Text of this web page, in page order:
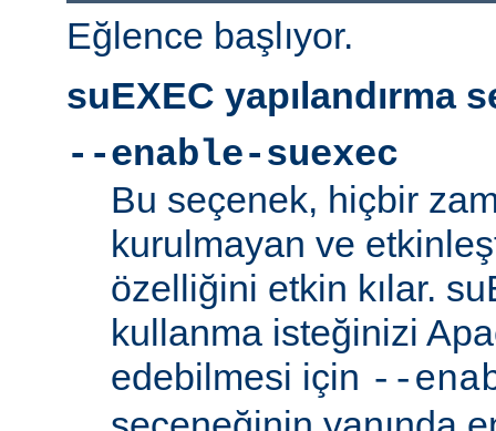
Eğlence başlıyor.
suEXEC yapılandırma
--enable-suexec
Bu seçenek, hiçbir
kurulmayan ve
özelliğini etkin kılar.
kullanma isteğinizi
edebilmesi için --